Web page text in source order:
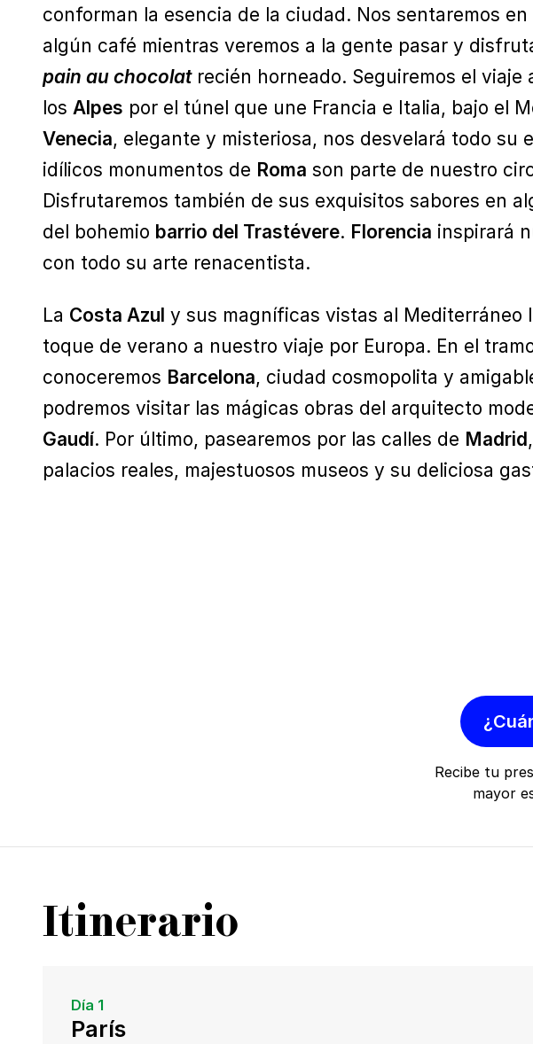
conforman la esencia de la ciudad. Nos sentaremos
algún café mientras veremos a la gente pasar y
pain au chocolatrecién horneado. Seguiremos el viaje
los Alpes por el túnel que une Francia e Italia, bajo el
Venecia, elegante y misteriosa, nos desvelará todo su
idílicos monumentos de Roma son parte de nuestro
Disfrutaremos también de sus exquisitos sabores en
del bohemio barrio del Trastévere. Florencia inspirará
con todo su arte renacentista.
La Costa Azul y sus magníficas vistas al Mediterráneo
toque de verano a nuestro viaje por Europa. En el
conoceremos Barcelona, ciudad cosmopolita y
podremos visitar las mágicas obras del arquitecto
Gaudí. Por último, pasearemos por las calles de Madrid
palacios reales, majestuosos museos y su deliciosa
Recibe tu
mayor
Itinerario
Día 1
París